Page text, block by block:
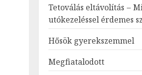
Tetoválás eltávolítás –
utókezeléssel érdemes
Hősök gyerekszemmel
Megfiatalodott